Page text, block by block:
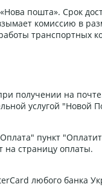
пошта». Срок
комиссию в
работы
получении на
услугой "Новой
пункт
на страницу оплаты.
любого банка